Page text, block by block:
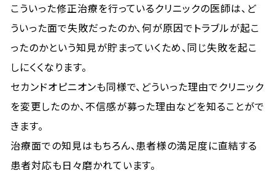
こういった修正治療を行っているクリニックの医師は、ど
ういった面で失敗だったのか、何が原因でトラブルが起こ
ったのかという知見が貯まっていくため、同じ失敗を起こ
しにくくなります。
セカンドオピニオンも同様で、どういった理由でクリニック
を変更したのか、不信感が募った理由などを知ることがで
きます。
治療面での知見はもちろん、患者様の満足度に直結する
患者対応も日々磨かれています。